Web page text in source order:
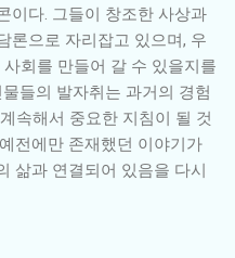
이다. 그들이 창조한 사상과
론으로 자리잡고 있으며, 우
회를 만들어 갈 수 있을지를
들의 발자취는 과거의 경험
속해서 중요한 지침이 될 것
전에만 존재했던 이야기가
삶과 연결되어 있음을 다시